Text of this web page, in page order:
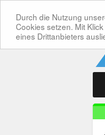
Durch die Nutzung
Cookies setzen. Mit
eines Drittanbieters